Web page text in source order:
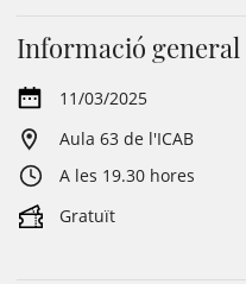
Informació general
11/03/2025
Aula 63 de l'ICAB
A les 19.30 hores
Gratuït